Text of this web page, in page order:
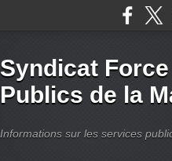
Syndicat
Publics de la
Informations sur les services